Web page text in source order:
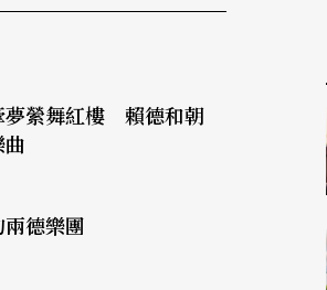
融，思想之深廣無與倫
他之前，已有很多非常
首歌德歌曲中，有十首
手之歌、四首迷孃之
樂會上的歌德歌曲有：
、《花之問候》Blume
夢縈舞紅樓 賴德和朝
德樂團